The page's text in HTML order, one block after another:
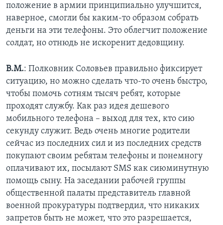
положение в армии принципиально улучшится,
наверное, смогли бы каким-то образом собрать
деньги на эти телефоны. Это облегчит положение
солдат, но отнюдь не искоренит дедовщину.
В.М.: Полковник Соловьев правильно фиксирует
ситуацию, но можно сделать что-то очень быстро,
чтобы помочь сотням тысяч ребят, которые
проходят службу. Как раз идея дешевого
мобильного телефона – выход для тех, кто сию
секунду служит. Ведь очень многие родители
сейчас из последних сил и из последних средств
покупают своим ребятам телефоны и понемногу
оплачивают их, посылают SMS как сиюминутную
помощь сыну. На заседании рабочей группы
общественной палаты представитель главной
военной прокуратуры подтвердил, что никаких
запретов быть не может, что это разрешается,